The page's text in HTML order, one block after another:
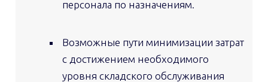
персонала по назначениям.
Возможные пути минимизации затрат
с достижением необходимого
уровня складского обслуживания